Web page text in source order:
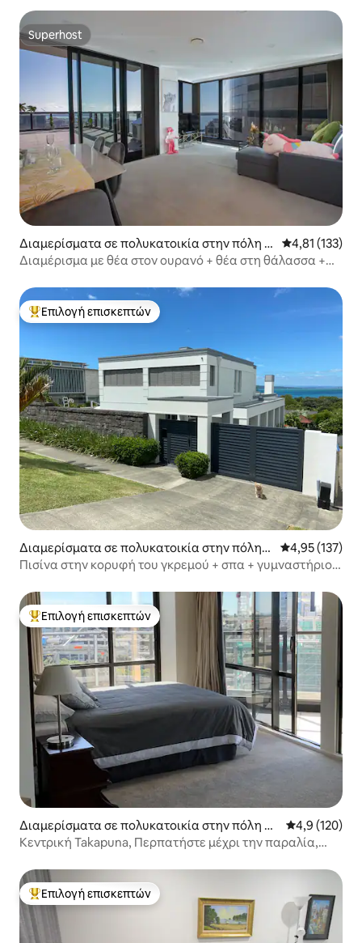
Superhost
Superhost
Διαμερίσματα σε πολυκατοικία στην πόλη Ώ
κλαντ
Μέση
4,81 (133)
Διαμέρισμα με θέα στον ουρανό + θέα στη θάλασσα +
Κορυφαία επιλογή επισκεπτών
Επιλογή επισκεπτών
Διαμερίσματα σε πολυκατοικία στην πόλη
Ώκλαντ
Μέση
4,95 (137)
Πισίνα στην κορυφή του γκρεμού + σπα + γυμναστήριο
καταστήματα
Κορυφαία επιλογή επισκεπτών
Επιλογή επισκεπτών
Διαμερίσματα σε πολυκατοικία στην πόλη Ώ
κλαντ
Μέση
4,9 (120)
Κεντρική Takapuna, Περπατήστε μέχρι την παραλία,
Κορυφαία επιλογή επισκεπτών
Επιλογή επισκεπτών